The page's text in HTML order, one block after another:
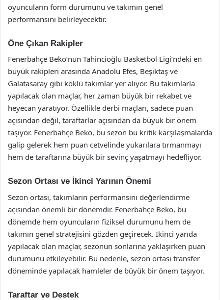
oyuncuların form durumunu ve takımın genel
performansını belirleyecektir.
Öne Çıkan Rakipler
Fenerbahçe Beko’nun Tahincioğlu Basketbol Ligi’ndeki en
büyük rakipleri arasında Anadolu Efes, Beşiktaş ve
Galatasaray gibi köklü takımlar yer alıyor. Bu takımlarla
yapılacak olan maçlar, her zaman büyük bir rekabet ve
heyecan yaratıyor. Özellikle derbi maçları, sadece puan
açısından değil, taraftarlar açısından da büyük bir önem
taşıyor. Fenerbahçe Beko, bu sezon bu kritik karşılaşmalarda
galip gelerek hem puan cetvelinde yukarılara tırmanmayı
hem de taraftarına büyük bir sevinç yaşatmayı hedefliyor.
Sezon Ortası ve İkinci Yarının Önemi
Sezon ortası, takımların performansını değerlendirme
açısından önemli bir dönemdir. Fenerbahçe Beko, bu
dönemde hem oyuncuların fiziksel durumunu hem de
takımın genel stratejisini gözden geçirecek. İkinci yarıda
yapılacak olan maçlar, sezonun sonlarına yaklaşırken puan
durumunu etkileyebilir. Bu nedenle, sezon ortası transfer
döneminde yapılacak hamleler de büyük bir önem taşıyor.
Taraftar ve Destek